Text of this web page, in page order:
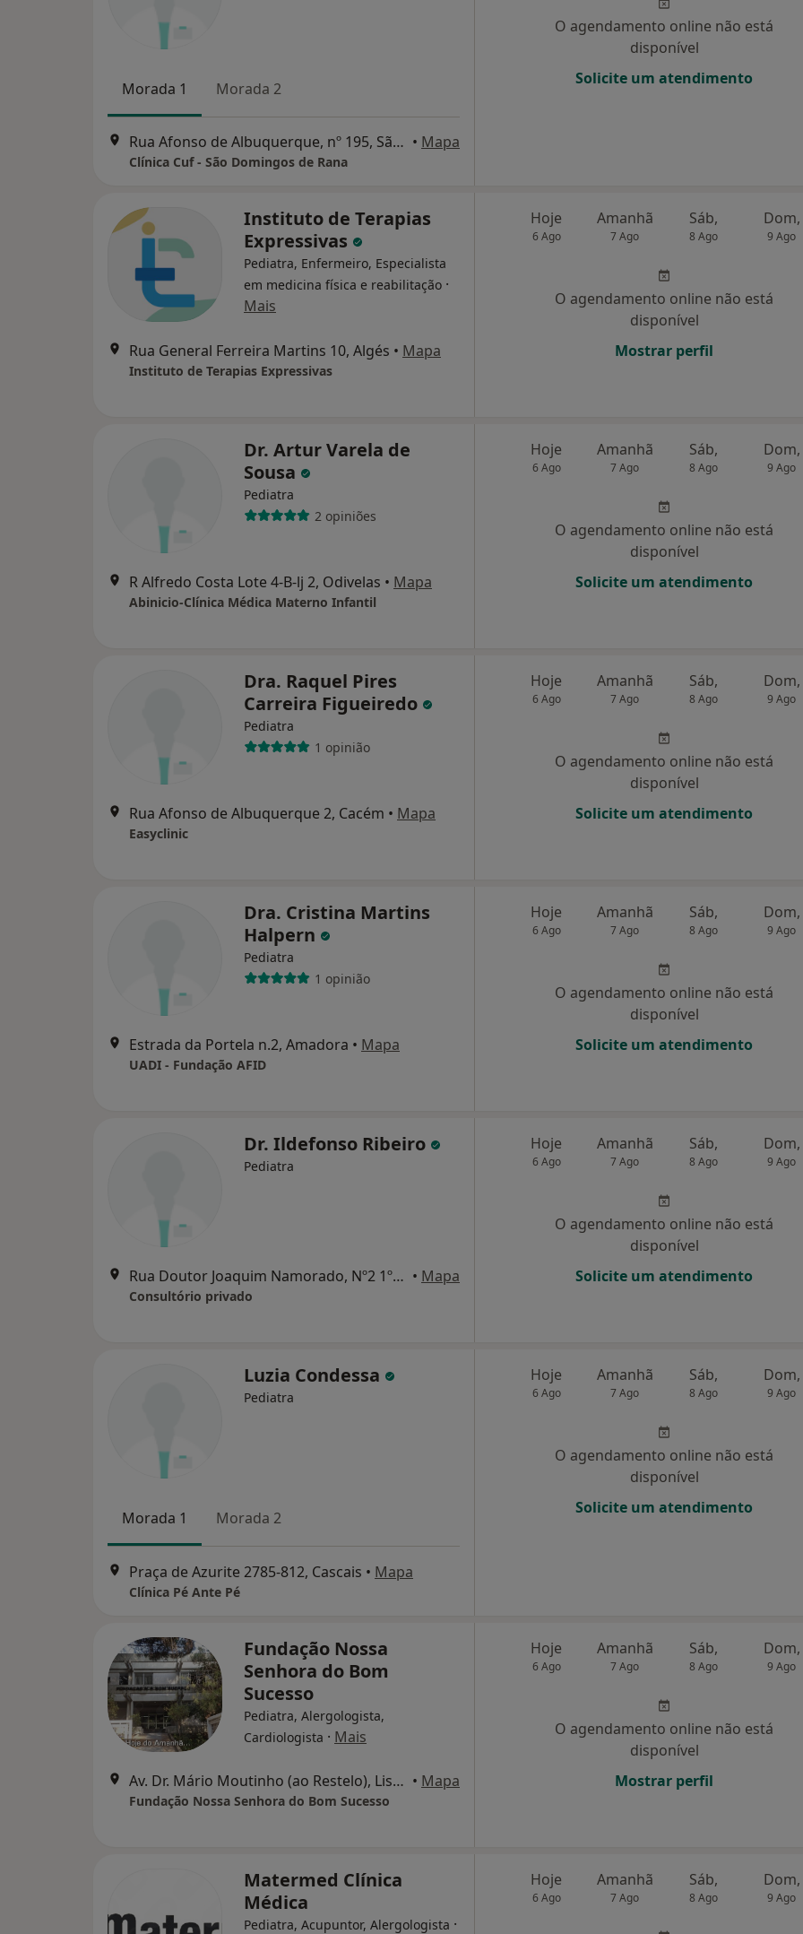
Morada 1 Morada 2
Rua Afonso de Albuquerque, nº 195, São Domingos de Rana • Mapa
Clínica Cuf - São Domingos de Rana
O agendamento online não está
disponível
Solicite um atendimento
Instituto de Terapias
Expressivas
Pediatra, Enfermeiro, Especialista
em medicina física e reabilitação ·
Mais
Rua General Ferreira Martins 10, Algés • Mapa
Instituto de Terapias Expressivas
Hoje
6 Ago
Amanhã
7 Ago
Sáb,
8 Ago
Dom,
9 Ago
O agendamento online não está
disponível
Mostrar perfil
Dr. Artur Varela de
Sousa
Pediatra
2 opiniões
R Alfredo Costa Lote 4-B-lj 2, Odivelas • Mapa
Abinicio-Clínica Médica Materno Infantil
Hoje
6 Ago
Amanhã
7 Ago
Sáb,
8 Ago
Dom,
9 Ago
O agendamento online não está
disponível
Solicite um atendimento
Dra. Raquel Pires
Carreira Figueiredo
Pediatra
1 opinião
Rua Afonso de Albuquerque 2, Cacém • Mapa
Easyclinic
Hoje
6 Ago
Amanhã
7 Ago
Sáb,
8 Ago
Dom,
9 Ago
O agendamento online não está
disponível
Solicite um atendimento
Dra. Cristina Martins
Halpern
Pediatra
1 opinião
Estrada da Portela n.2, Amadora • Mapa
UADI - Fundação AFID
Hoje
6 Ago
Amanhã
7 Ago
Sáb,
8 Ago
Dom,
9 Ago
O agendamento online não está
disponível
Solicite um atendimento
Dr. Ildefonso Ribeiro
Pediatra
Rua Doutor Joaquim Namorado, Nº2 1ºD, Amadora • Mapa
Consultório privado
Hoje
6 Ago
Amanhã
7 Ago
Sáb,
8 Ago
Dom,
9 Ago
O agendamento online não está
disponível
Solicite um atendimento
Luzia Condessa
Pediatra
Morada 1 Morada 2
Praça de Azurite 2785-812, Cascais • Mapa
Clínica Pé Ante Pé
Hoje
6 Ago
Amanhã
7 Ago
Sáb,
8 Ago
Dom,
9 Ago
O agendamento online não está
disponível
Solicite um atendimento
Fundação Nossa
Senhora do Bom
Sucesso
Pediatra, Alergologista,
Cardiologista · Mais
Av. Dr. Mário Moutinho (ao Restelo), Lisboa • Mapa
Fundação Nossa Senhora do Bom Sucesso
Hoje
6 Ago
Amanhã
7 Ago
Sáb,
8 Ago
Dom,
9 Ago
O agendamento online não está
disponível
Mostrar perfil
Matermed Clínica
Médica
Pediatra, Acupuntor, Alergologista ·
Hoje
6 Ago
Amanhã
7 Ago
Sáb,
8 Ago
Dom,
9 Ago